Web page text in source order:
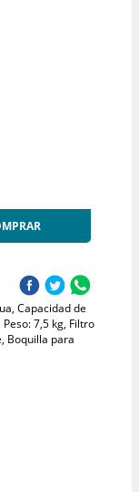
Capacidad de
7,5 kg, Filtro
Boquilla para